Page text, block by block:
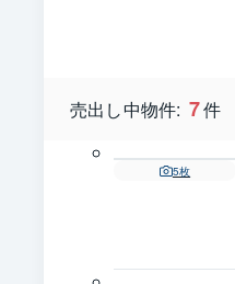
売出し中物件: 7件
5枚